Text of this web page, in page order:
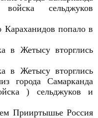
войска сельджуков
Караханидов попало в
в Жетысу вторглись
в Жетысу вторглись
города Самарканда
) сельджуков и
Прииртышье Россия